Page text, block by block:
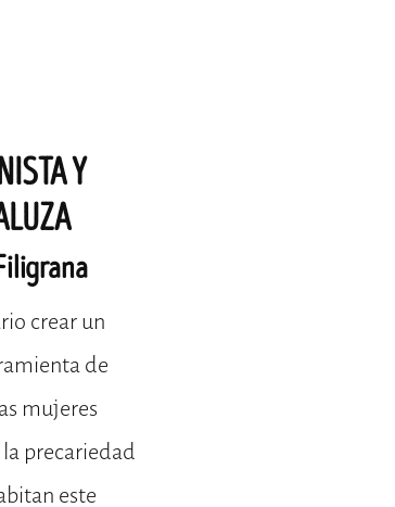
Y
crear un
de
mujeres
precariedad
este